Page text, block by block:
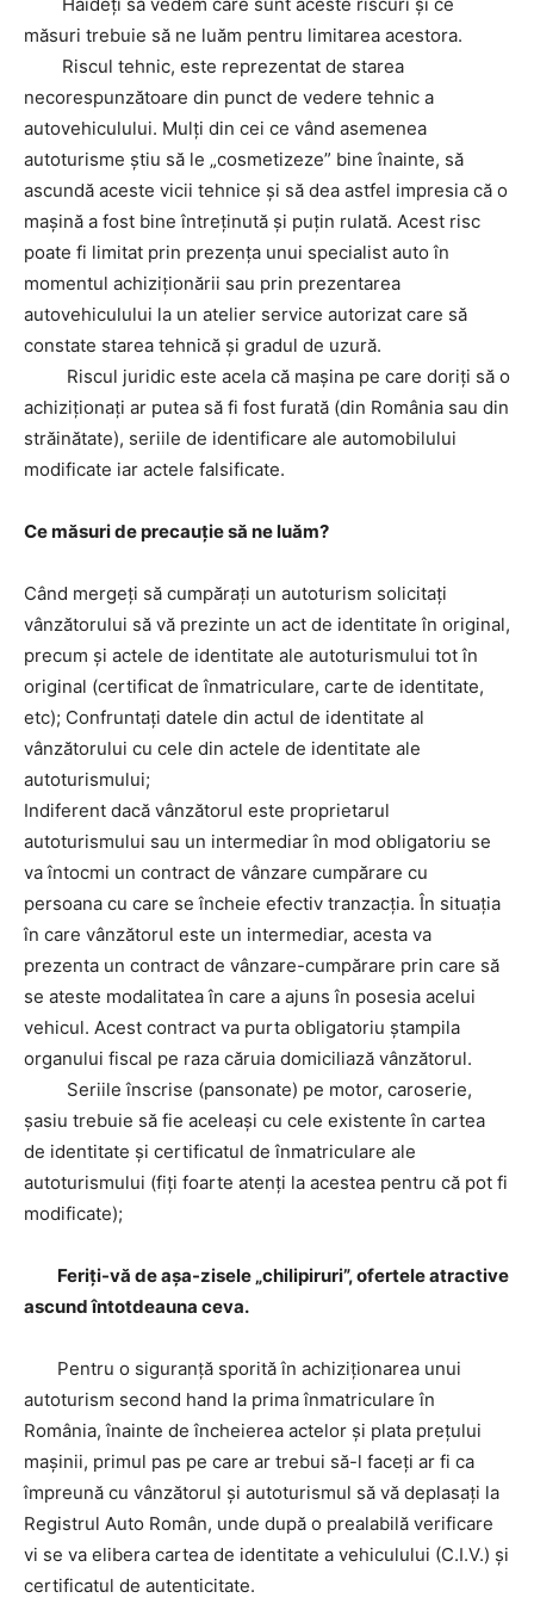
măsuri trebuie să ne luăm pentru limitarea acestora.
Riscul tehnic, este reprezentat de starea
necorespunzătoare din punct de vedere tehnic a
autovehiculului. Mulţi din cei ce vând asemenea
autoturisme ştiu să le „cosmetizeze” bine înainte, să
ascundă aceste vicii tehnice şi să dea astfel impresia că o
maşină a fost bine întreţinută şi puţin rulată. Acest risc
poate fi limitat prin prezenţa unui specialist auto în
momentul achiziţionării sau prin prezentarea
autovehiculului la un atelier service autorizat care să
constate starea tehnică și gradul de uzură.
Riscul juridic este acela că maşina pe care doriţi să o
achiziţionaţi ar putea să fi fost furată (din România sau din
străinătate), seriile de identificare ale automobilului
modificate iar actele falsificate.
Ce măsuri de precauţie să ne luăm?
Când mergeţi să cumpăraţi un autoturism solicitaţi
vânzătorului să vă prezinte un act de identitate în original,
precum şi actele de identitate ale autoturismului tot în
original (certificat de înmatriculare, carte de identitate,
etc); Confruntaţi datele din actul de identitate al
vânzătorului cu cele din actele de identitate ale
autoturismului;
Indiferent dacă vânzătorul este proprietarul
autoturismului sau un intermediar în mod obligatoriu se
va întocmi un contract de vânzare cumpărare cu
persoana cu care se încheie efectiv tranzacția. În situația
în care vânzătorul este un intermediar, acesta va
prezenta un contract de vânzare-cumpărare prin care să
se ateste modalitatea în care a ajuns în posesia acelui
vehicul. Acest contract va purta obligatoriu ștampila
organului fiscal pe raza căruia domiciliază vânzătorul.
Seriile înscrise (pansonate) pe motor, caroserie,
şasiu trebuie să fie aceleaşi cu cele existente în cartea
de identitate şi certificatul de înmatriculare ale
autoturismului (fiţi foarte atenţi la acestea pentru că pot fi
modificate);
Feriţi-vă de aşa-zisele „chilipiruri”, ofertele atractive
ascund întotdeauna ceva.
Pentru o siguranţă sporită în achiziţionarea unui
autoturism second hand la prima înmatriculare în
România, înainte de încheierea actelor şi plata preţului
maşinii, primul pas pe care ar trebui să-l faceţi ar fi ca
împreună cu vânzătorul şi autoturismul să vă deplasaţi la
Registrul Auto Român, unde după o prealabilă verificare
vi se va elibera cartea de identitate a vehiculului (C.I.V.) și
certificatul de autenticitate.